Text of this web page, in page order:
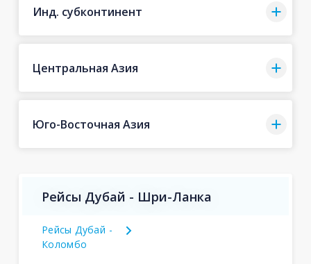
Инд. субконтинент
Центральная Азия
Юго-Восточная Азия
Рейсы Дубай - Шри-Ланка
Рейсы Дубай -
Коломбо